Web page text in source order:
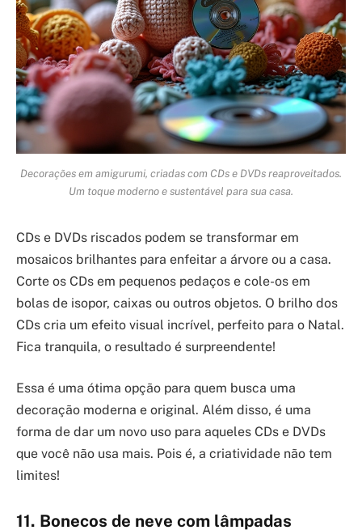
Decorações em amigurumi, criadas com CDs e DVDs reaproveitados.
Um toque moderno e sustentável para sua casa.
CDs e DVDs riscados podem se transformar em
mosaicos brilhantes para enfeitar a árvore ou a casa.
Corte os CDs em pequenos pedaços e cole-os em
bolas de isopor, caixas ou outros objetos. O brilho dos
CDs cria um efeito visual incrível, perfeito para o Natal.
Fica tranquila, o resultado é surpreendente!
Essa é uma ótima opção para quem busca uma
decoração moderna e original. Além disso, é uma
forma de dar um novo uso para aqueles CDs e DVDs
que você não usa mais. Pois é, a criatividade não tem
limites!
11. Bonecos de neve com lâmpadas